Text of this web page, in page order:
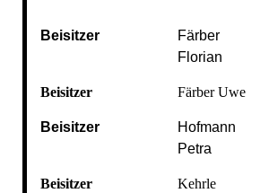
Beisitzer
Färber
Florian
Beisitzer Färber Uwe
Beisitzer
Hofmann
Petra
Beisitzer Kehrle